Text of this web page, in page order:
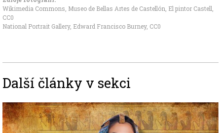
Wikimedia Commons, Museo de Bellas Artes de Castellón, El pintor Castell
CC0
National Portrait Gallery, Edward Francisco Burney, CC0
Další články v sekci
Image